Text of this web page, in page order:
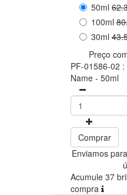
50ml
100ml
30ml
Preço
PF-01586-02
Name - 50ml
Comprar
Enviamos
Acumule 37
compra